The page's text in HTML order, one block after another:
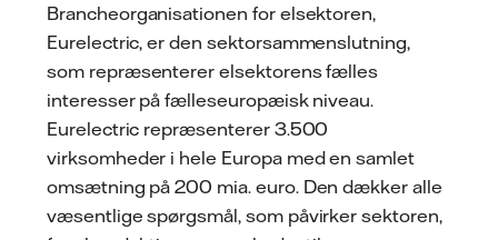
Brancheorganisationen for elsektoren,
Eurelectric, er den sektorsammenslutning,
som repræsenterer elsektorens fælles
interesser på fælleseuropæisk niveau.
Eurelectric repræsenterer 3.500
virksomheder i hele Europa med en samlet
omsætning på 200 mia. euro. Den dækker alle
væsentlige spørgsmål, som påvirker sektoren,